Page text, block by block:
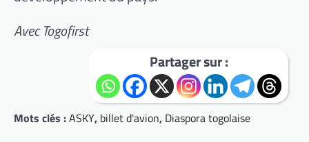
Avec Togofirst
Partager sur :
Mots clés :ASKY, billet d'avion, Diaspora togolaise